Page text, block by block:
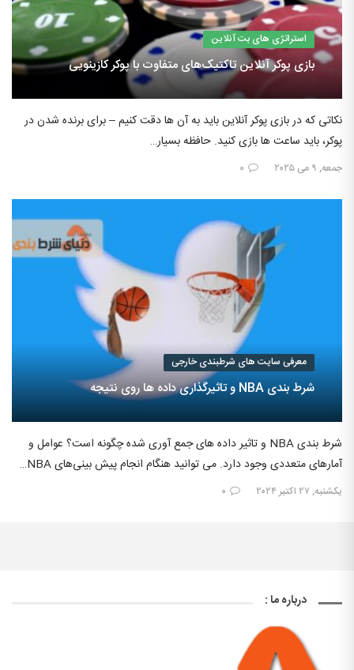
استراتژی های بت آنلاین
بازی پوکر آنلاین تاکتیک‌های متفاوت با پوکر کازینویی
نکاتی که در بازی پوکر آنلاین باید به آن ها دقت کنیم – برای برنده شدن در
پوکر، باید ساعت ها بازی کنید. حافظه بسیار…
جمعه, ۹ می ۲۰۲۵ ۰
معرفی سایت های شرطبندی خارجی
شرط بندی NBA و تاثیرگذاری داده ها روی نتیجه
شرط بندی NBA و تاثیر داده های جمع آوری شده چگونه است؟ عوامل و
آمارهای متعددی وجود دارد. می‌ توانید هنگام انجام پیش‌ بینی‌های NBA…
یکشنبه, ۲۷ اکتبر ۲۰۲۴ ۰
درباره ما :